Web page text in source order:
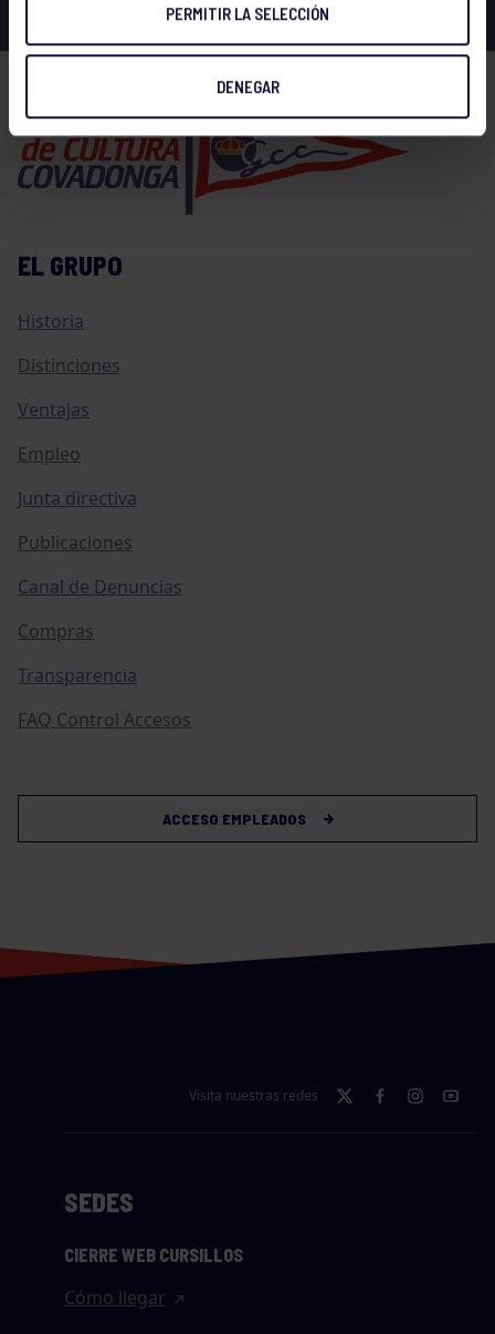
PERMITIR LA SELECCIÓN
DENEGAR
EL GRUPO
Historia
Distinciones
Ventajas
Empleo
Junta directiva
Publicaciones
Canal de Denuncias
Compras
Transparencia
FAQ Control Accesos
ACCESO EMPLEADOS
Visita nuestras redes
SEDES
CIERRE WEB CURSILLOS
Cómo llegar